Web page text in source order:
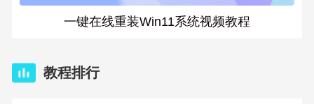
一键在线重装Win11系统视频教程
教程排行